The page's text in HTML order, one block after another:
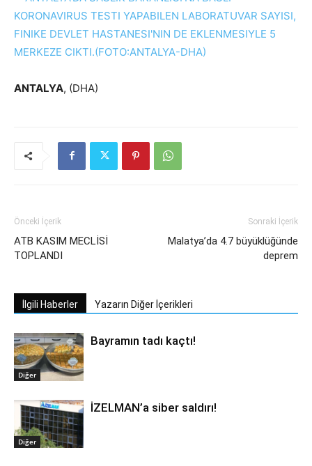
ANTALYA, (DHA)
Önceki İçerik
ATB KASIM MECLİSİ
TOPLANDI
Sonraki İçerik
Malatya’da 4.7 büyüklüğünde
deprem
İlgili Haberler Yazarın Diğer İçerikleri
Diğer
Bayramın tadı kaçtı!
Diğer
İZELMAN’a siber saldırı!